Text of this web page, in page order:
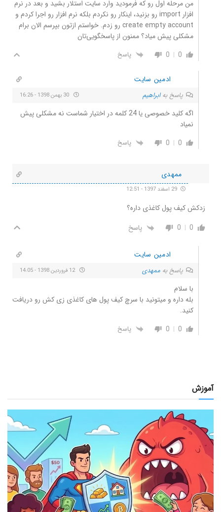
من مرحله اول رو که فرمودید وارد سایت استلار بشید و بعد در نرم
افزار import رو بزنید، اینکار رو نکردم بلکه نرم افزار رو اجرا کردم و
create empty account رو زدم. خواستم ازتون بپرسم الان برام
مشکلی پیش میاد؟ ممنون از پاسخگویی‌تان
0
0 پاسخ
ادمین سایت
پاسخ بهابراهیم
اگه کلید خصوصی یا 24 کلمه در اختیار شماست نه مشکلی پیش
نمیاد
0
0 پاسخ
ممهدی
زدکش کیف پول کاغذی داره؟
0
0 پاسخ
ادمین سایت
پاسخ به ممهدی 12 فروردین 1398 - 14:05
با سلام
بله داره و میتونید با سرچ کیف پول های کاغذی زی کش رو دریافت
کنید.
0
0 پاسخ
آموزش